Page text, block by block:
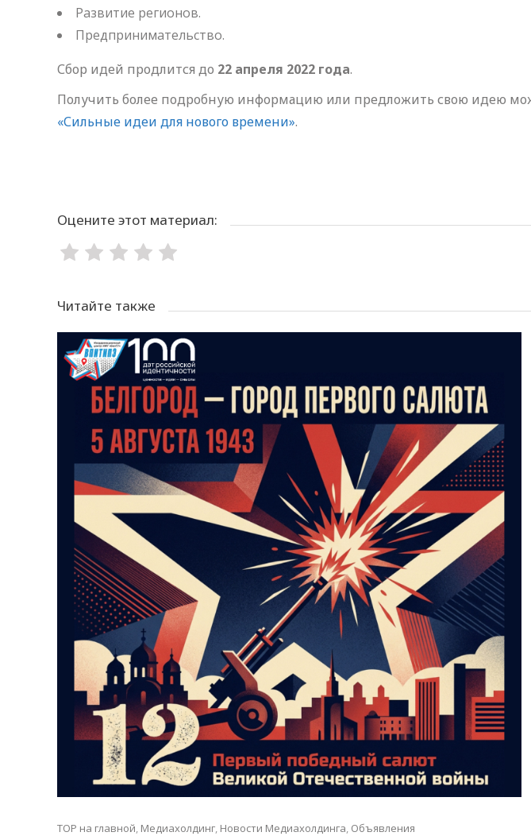
Развитие регионов.
Предпринимательство.
Сбор идей продлится до 22 апреля 2022 года.
Получить более подробную информацию или предложить свою идею
«Сильные идеи для нового времени».
Оцените этот материал:
Читайте также
TOP на главной, Медиахолдинг, Новости Медиахолдинга, Объявления